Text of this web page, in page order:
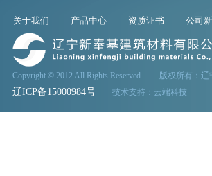
关于我们 产品中心 资质证书 公司
Copyright © 2012 All Rights Reserved. 版权所有：辽
辽ICP备15000984号 技术支持： 云端科技